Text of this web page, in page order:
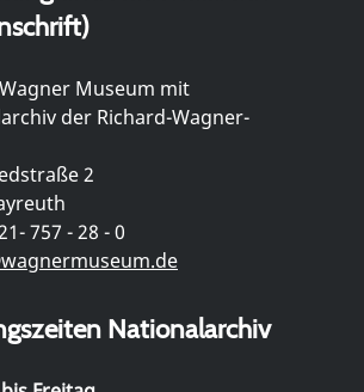
Museum mit
der Richard-Wagner-
2
757 - 28 - 0
Nationalarchiv